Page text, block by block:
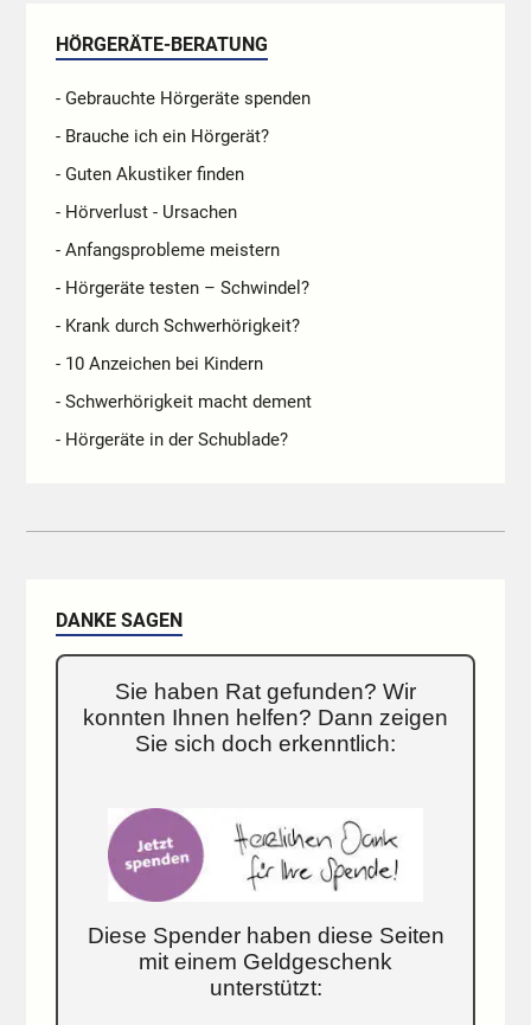
HÖRGERÄTE-BERATUNG
- Gebrauchte Hörgeräte spenden
- Brauche ich ein Hörgerät?
- Guten Akustiker finden
- Hörverlust - Ursachen
- Anfangsprobleme meistern
- Hörgeräte testen – Schwindel?
- Krank durch Schwerhörigkeit?
- 10 Anzeichen bei Kindern
- Schwerhörigkeit macht dement
- Hörgeräte in der Schublade?
DANKE SAGEN
Sie haben Rat gefunden? Wir
konnten Ihnen helfen? Dann zeigen
Sie sich doch erkenntlich:
Diese Spender haben diese Seiten
mit einem Geldgeschenk
unterstützt: